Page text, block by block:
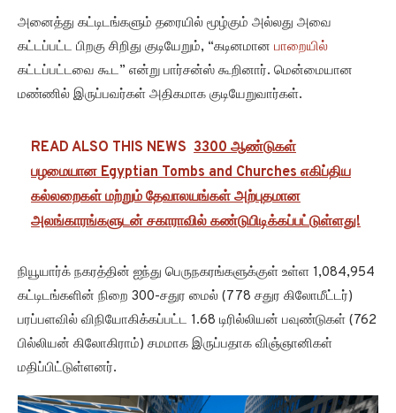
அனைத்து கட்டிடங்களும் தரையில் மூழ்கும் அல்லது அவை
கட்டப்பட்ட பிறகு சிறிது குடியேறும், “கடினமான பாறையில்
கட்டப்பட்டவை கூட” என்று பார்சன்ஸ் கூறினார். மென்மையான
மண்ணில் இருப்பவர்கள் அதிகமாக குடியேறுவார்கள்.
READ ALSO THIS NEWS 3300 ஆண்டுகள்
பழமையான Egyptian Tombs and Churches எகிப்திய
கல்லறைகள் மற்றும் தேவாலயங்கள் அற்புதமான
அலங்காரங்களுடன் சகாராவில் கண்டுபிடிக்கப்பட்டுள்ளது!
நியூயார்க் நகரத்தின் ஐந்து பெருநகரங்களுக்குள் உள்ள 1,084,954
கட்டிடங்களின் நிறை 300-சதுர மைல் (778 சதுர கிலோமீட்டர்)
பரப்பளவில் விநியோகிக்கப்பட்ட 1.68 டிரில்லியன் பவுண்டுகள் (762
பில்லியன் கிலோகிராம்) சமமாக இருப்பதாக விஞ்ஞானிகள்
மதிப்பிட்டுள்ளனர்.